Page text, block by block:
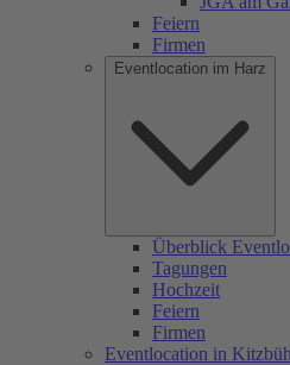
Feiern
Firmen
Eventlocation im Harz
Überblick
Tagungen
Hochzeit
Feiern
Firmen
Eventlocation in